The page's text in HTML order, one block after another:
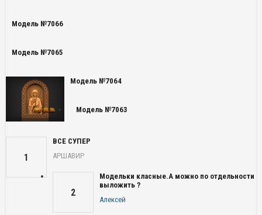
Модель №7066
Модель №7065
Модель №7064
Модель №7063
1
ВСЕ СУПЕР
АРШАВИР
2
Модельки класные.А можно по отдельности
выложить ?
Алексей